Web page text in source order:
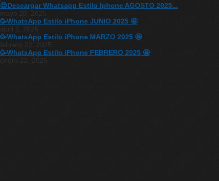
😍Descargar Whatsapp Estilo Iphone AGOSTO 2025...
🥳WhatsApp Estilo iPhone JUNIO 2025 🤩
🥳WhatsApp Estilo iPhone MARZO 2025 🤩
🥳WhatsApp Estilo iPhone FEBRERO 2025 🤩